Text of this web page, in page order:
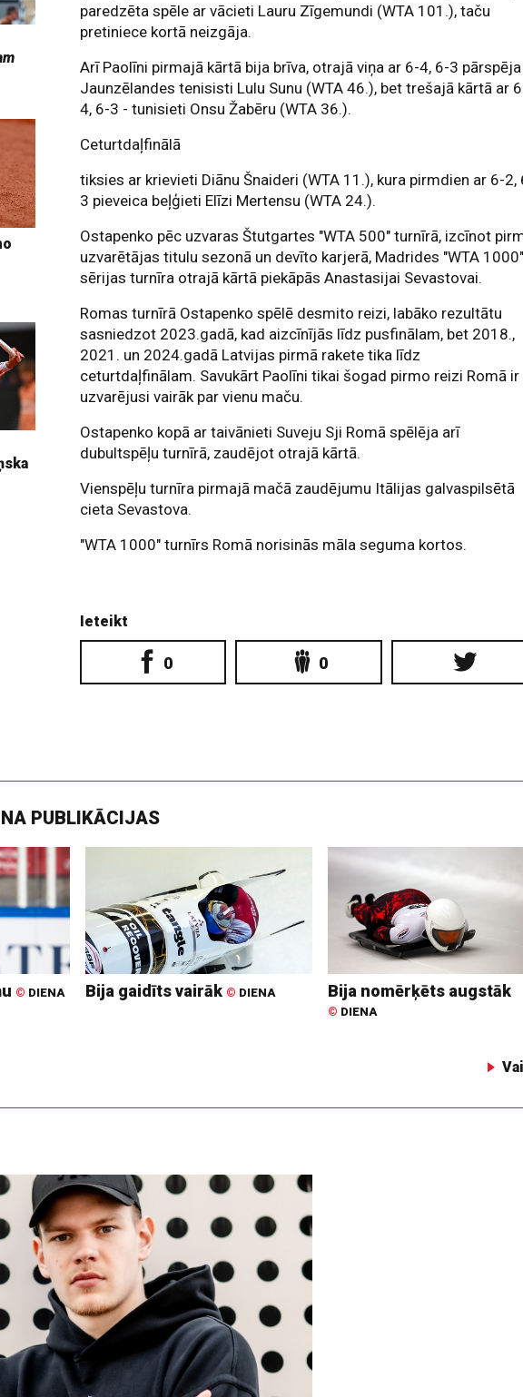
paredzēta spēle ar vācieti Lauru Zīgemundi (WTA 101.), taču
pretiniece kortā neizgāja.
Arī Paolīni pirmajā kārtā bija brīva, otrajā viņa ar 6-4, 6-3 pārspēja
Jaunzēlandes tenisisti Lulu Sunu (WTA 46.), bet trešajā kārtā ar
4, 6-3 - tunisieti Onsu Žabēru (WTA 36.).
Ceturtdaļfinālā
tiksies ar krievieti Diānu Šnaideri (WTA 11.), kura pirmdien ar 6-2,
3 pieveica beļģieti Elīzi Mertensu (WTA 24.).
Ostapenko pēc uzvaras Štutgartes "WTA 500" turnīrā, izcīnot
uzvarētājas titulu sezonā un devīto karjerā, Madrides "WTA 1000"
sērijas turnīra otrajā kārtā piekāpās Anastasijai Sevastovai.
Romas turnīrā Ostapenko spēlē desmito reizi, labāko rezultātu
sasniedzot 2023.gadā, kad aizcīnījās līdz pusfinālam, bet 2018.,
2021. un 2024.gadā Latvijas pirmā rakete tika līdz
ceturtdaļfinālam. Savukārt Paolīni tikai šogad pirmo reizi Romā ir
uzvarējusi vairāk par vienu maču.
Ostapenko kopā ar taivānieti Suveju Sji Romā spēlēja arī
dubultspēļu turnīrā, zaudējot otrajā kārtā.
Vienspēļu turnīra pirmajā mačā zaudējumu Itālijas galvaspilsētā
cieta Sevastova.
"WTA 1000" turnīrs Romā norisinās māla seguma kortos.
Ieteikt
0 0
PUBLIKĀCIJAS
© DIENA Bija gaidīts vairāk © DIENA Bija nomērķēts augstāk
© DIENA